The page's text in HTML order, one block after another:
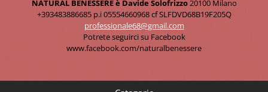
NATURAL BENESSERE è Davide Solofrizzo20100 Milano
+393483886685 p.i 05554660968 cf SLFDVD68B19F205Q
professionale68@gmail.com
Potrete seguirci su Facebook
www.facebook.com/naturalbenessere